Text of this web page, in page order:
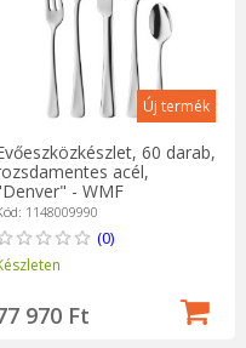
Új termék
60 darab,
acél,
- WMF
1148009990
(0)
970 Ft